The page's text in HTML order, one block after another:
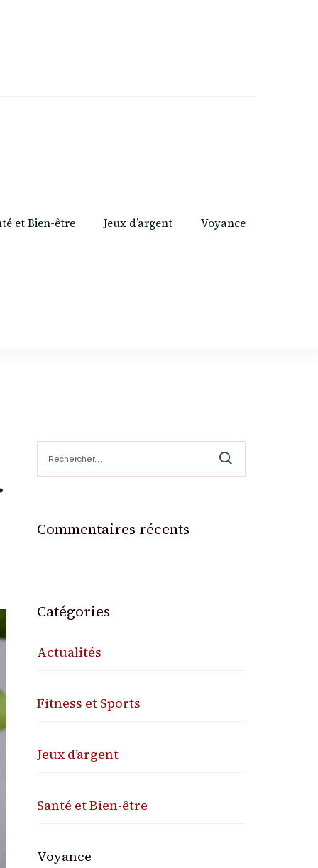
et Bien-être Jeux d’argent Voyance
Commentaires récents
Catégories
Actualités
Fitness et Sports
Jeux d’argent
Santé et Bien-être
Voyance